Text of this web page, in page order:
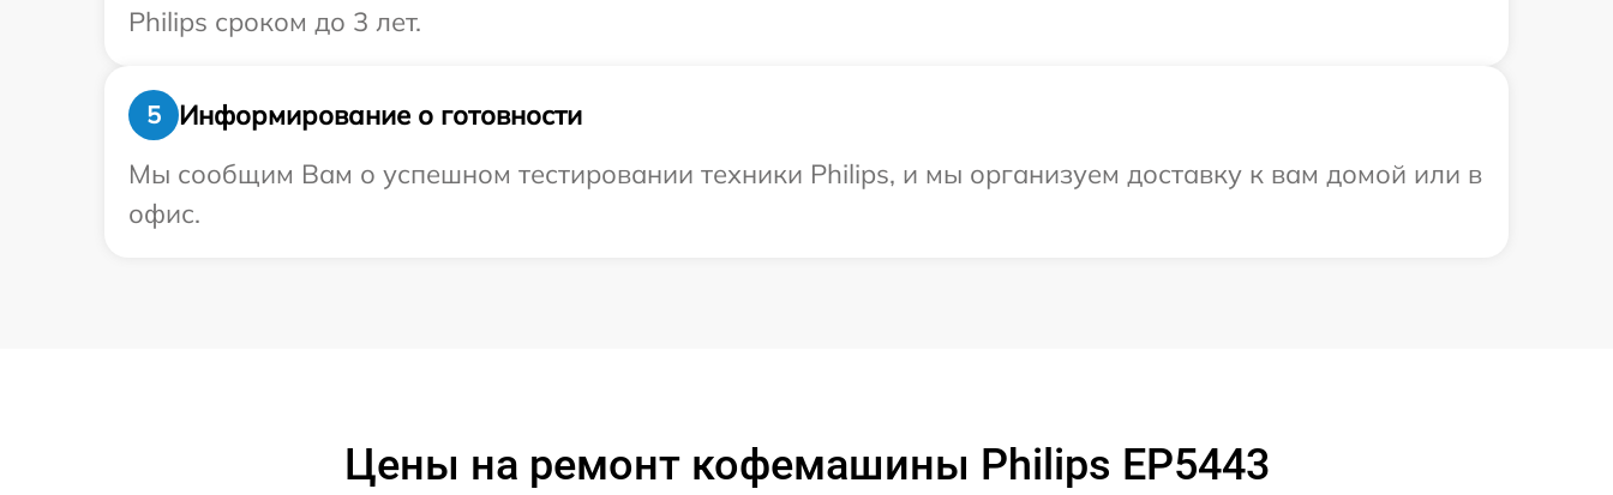
Philips сроком до 3 лет.
5
Информирование о готовности
Мы сообщим Вам о успешном тестировании техники Philips, и мы организуем доставку к вам домой или в
офис.
Цены на ремонт кофемашины Philips EP5443